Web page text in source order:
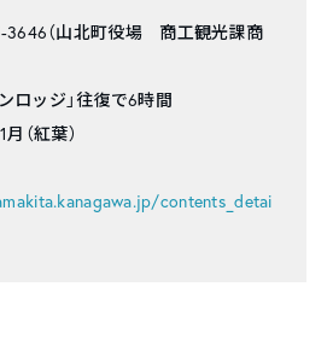
3646（山北町役場 商工観光課商
ロッジ」往復で6時間
（紅葉）
contents_detai